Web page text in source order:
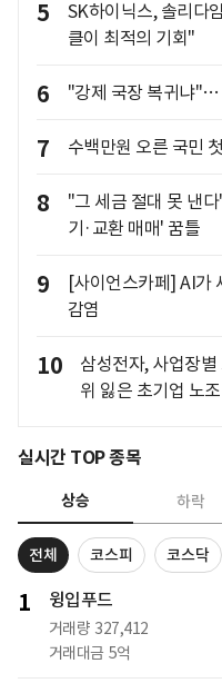
5
SK하이닉스, 솔리다
클이 최적의 기회"
6 "강제 국장 복귀냐"…
7 수백만원 오른 국민
8
"그 세금 절대 못 낸
기·교환 매매' 꿈틀
9
[사이언스카페] AI가
감염
10
삼성전자, 사업장
위 잃은 초기업 노
실시간 TOP 종목
상승 하락
전체 코스피 코스닥
1 윙입푸드
거래량 327,412
거래대금 5억